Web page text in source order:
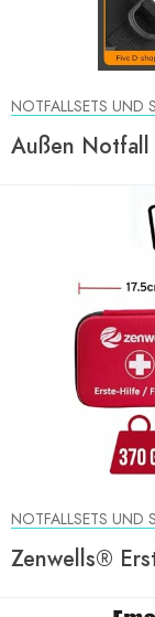
NOTFALLSETS UND
Außen Notfall
NOTFALLSETS UND
Zenwells®